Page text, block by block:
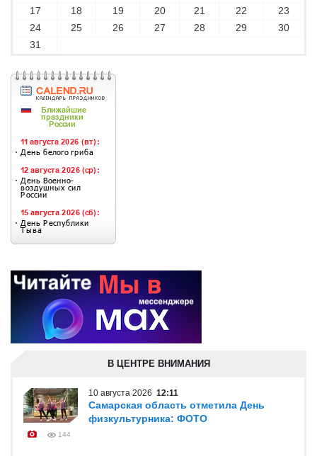
17 18 19 20 21 22
23
24
25 26 27 28 29
30
31
В ЦЕНТРЕ ВНИМАНИЯ
10 августа 2026 12:11
Самарская область отметила День
физкультурника: ФОТО
144